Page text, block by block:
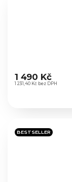
hodnocení
produktu
hvězdiček.
1 231,40 Kč bez DPH
1 490 Kč
BESTSELLER